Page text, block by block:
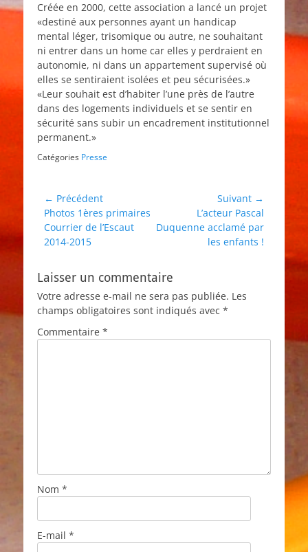
Créée en 2000, cette association a lancé un projet
«destiné aux personnes ayant un handicap
mental léger, trisomique ou autre, ne souhaitant
ni entrer dans un home car elles y perdraient en
autonomie, ni dans un appartement supervisé où
elles se sentiraient isolées et peu sécurisées.»
«Leur souhait est d’habiter l’une près de l’autre
dans des logements individuels et se sentir en
sécurité sans subir un encadrement institutionnel
permanent.»
Catégories Presse
Navigation
de
l’article
← Précédent
Article
précédent :
Photos 1ères primaires
Courrier de l’Escaut
2014-2015
Suivant →
suivant :
L’acteur Pascal
Duquenne acclamé par
les enfants !
Laisser un commentaire
Votre adresse e-mail ne sera pas publiée. Les
champs obligatoires sont indiqués avec *
Commentaire *
Nom *
E-mail *